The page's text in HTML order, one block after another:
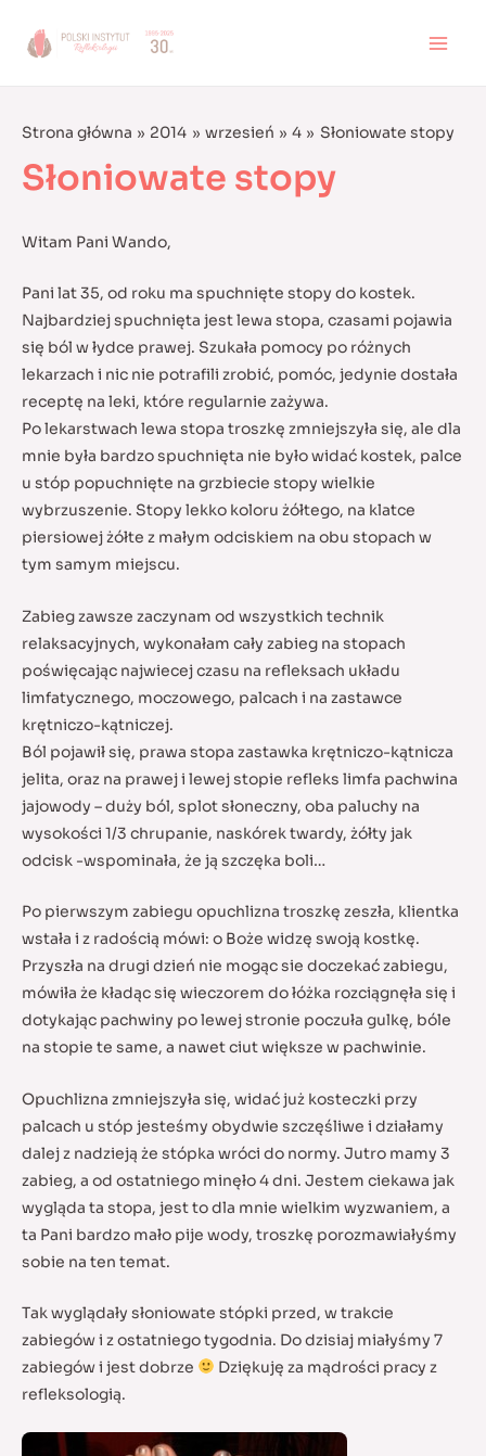
Strona główna 2014 wrzesień 4 Słoniowate stopy
Słoniowate stopy
Witam Pani Wando,
Pani lat 35, od roku ma spuchnięte stopy do kostek.
Najbardziej spuchnięta jest lewa stopa, czasami pojawia
się ból w łydce prawej. Szukała pomocy po różnych
lekarzach i nic nie potrafili zrobić, pomóc, jedynie dostała
receptę na leki, które regularnie zażywa.
Po lekarstwach lewa stopa troszkę zmniejszyła się, ale dla
mnie była bardzo spuchnięta nie było widać kostek, palce
u stóp popuchnięte na grzbiecie stopy wielkie
wybrzuszenie. Stopy lekko koloru żółtego, na klatce
piersiowej żółte z małym odciskiem na obu stopach w
tym samym miejscu.
Zabieg zawsze zaczynam od wszystkich technik
relaksacyjnych, wykonałam cały zabieg na stopach
poświęcając najwiecej czasu na refleksach układu
limfatycznego, moczowego, palcach i na zastawce
krętniczo-kątniczej.
Ból pojawił się, prawa stopa zastawka krętniczo-kątnicza
jelita, oraz na prawej i lewej stopie refleks limfa pachwina
jajowody – duży ból, splot słoneczny, oba paluchy na
wysokości 1/3 chrupanie, naskórek twardy, żółty jak
odcisk -wspominała, że ją szczęka boli…
Po pierwszym zabiegu opuchlizna troszkę zeszła, klientka
wstała i z radością mówi: o Boże widzę swoją kostkę.
Przyszła na drugi dzień nie mogąc sie doczekać zabiegu,
mówiła że kładąc się wieczorem do łóżka rozciągnęła się i
dotykając pachwiny po lewej stronie poczuła gulkę, bóle
na stopie te same, a nawet ciut większe w pachwinie.
Opuchlizna zmniejszyła się, widać już kosteczki przy
palcach u stóp jesteśmy obydwie szczęśliwe i działamy
dalej z nadzieją że stópka wróci do normy. Jutro mamy 3
zabieg, a od ostatniego minęło 4 dni. Jestem ciekawa jak
wygląda ta stopa, jest to dla mnie wielkim wyzwaniem, a
ta Pani bardzo mało pije wody, troszkę porozmawiałyśmy
sobie na ten temat.
Tak wyglądały słoniowate stópki przed, w trakcie
zabiegów i z ostatniego tygodnia. Do dzisiaj miałyśmy 7
zabiegów i jest dobrze
Dziękuję za mądrości pracy z
refleksologią.